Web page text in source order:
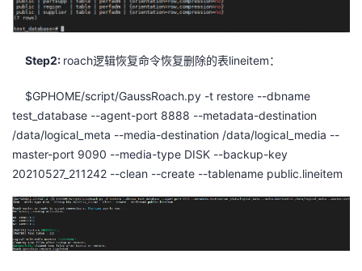
Step2: roach逻辑恢复命令恢复删除的表lineitem：
$GPHOME/script/GaussRoach.py -t restore --dbname
test_database --agent-port 8888 --metadata-destination
/data/logical_meta --media-destination /data/logical_media --
master-port 9090 --media-type DISK --backup-key
20210527_211242 --clean --create --tablename public.lineitem